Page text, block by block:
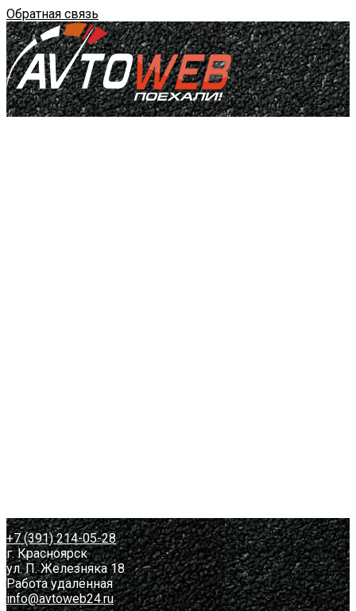
Обратная связь
+7 (391) 214-05-28
г. Красноярск
ул. П. Железняка 18
Работа удалённая
info@avtoweb24.ru